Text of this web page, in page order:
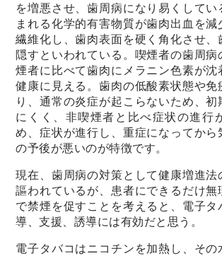
を増悪させ、歯周病になり易くしてい
まれる化学的有害物質が歯肉出血を減
繊維化し、歯肉表面を硬く角化させ、
隠すといわれている。喫煙者の歯周病
煙者に比べて歯肉にメラニン色素が沈
健康に見える。歯肉の低酸素状態や免
り、通常の炎症が起こらないため、初
にくく、非喫煙者と比べ症状の進行
め、症状が進行し、重症になってから
の予後が悪いのが特徴です。
現在、歯周病の対策として健康増進法
謳われているが、患者にできるだけ無
で禁煙を促すことを考えると、電子タ
導、支援、誘導には有効だと思う。
電子タバコはニコチンを加熱し、その